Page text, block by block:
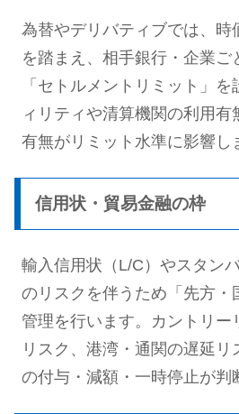
為替やデリバティブでは、時
を踏まえ、相手銀行・企業ご
「セトルメントリミット」
ィリティや清算機関の利用
有無がリミット水準に影響し
信用状・貿易金融の枠
輸入信用状（L/C）やスタン
のリスクを伴うため「先方・
管理を行います。カントリー
リスク、港湾・通関の遅延
の付与・減額・一時停止が判